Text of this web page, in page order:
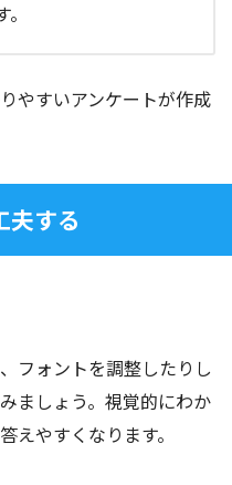
やすいアンケートが作成
夫する
フォントを調整したりし
ましょう。視覚的にわか
えやすくなります。